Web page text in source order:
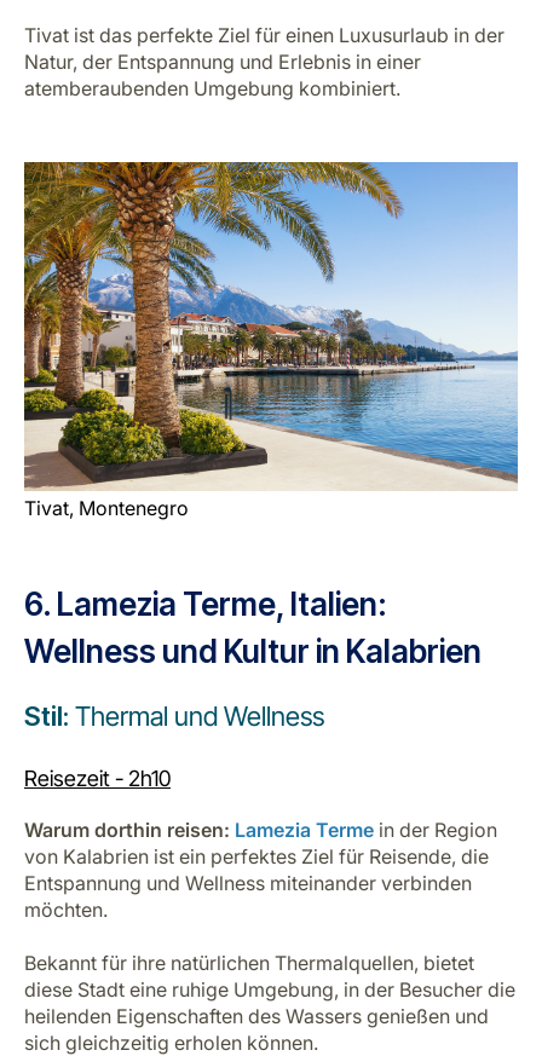
Tivat ist das perfekte Ziel für einen Luxusurlaub in der
Natur, der Entspannung und Erlebnis in einer
atemberaubenden Umgebung kombiniert.
Tivat, Montenegro
6. Lamezia Terme, Italien:
Wellness und Kultur in Kalabrien
Stil: Thermal und Wellness
Reisezeit - 2h10
Warum dorthin reisen: Lamezia Terme in der Region
von Kalabrien ist ein perfektes Ziel für Reisende, die
Entspannung und Wellness miteinander verbinden
möchten.
Bekannt für ihre natürlichen Thermalquellen, bietet
diese Stadt eine ruhige Umgebung, in der Besucher die
heilenden Eigenschaften des Wassers genießen und
sich gleichzeitig erholen können.